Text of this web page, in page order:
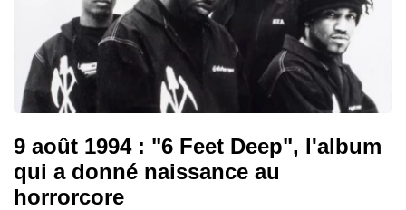
9 août 1994 : "6 Feet Deep", l'album
qui a donné naissance au
horrorcore